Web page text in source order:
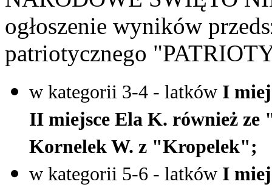
ogłoszenie wyników
patriotycznego
w kategorii 3-4 - latków I
II miejsce Ela K. również
Kornelek W. z "Kropelek";
w kategorii 5-6 - latków I